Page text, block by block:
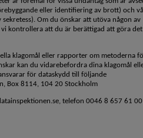
eller identifiering av brott) och
Om du önskar att utöva någon av
kontrollera att du är berättigad att göra
klagomål eller rapporter om metoderna
kan du vidarebefordra dina klagomål
för dataskydd till följande
Box 8114, 104 20 Stockholm
telefon 0046 8 657 61 00